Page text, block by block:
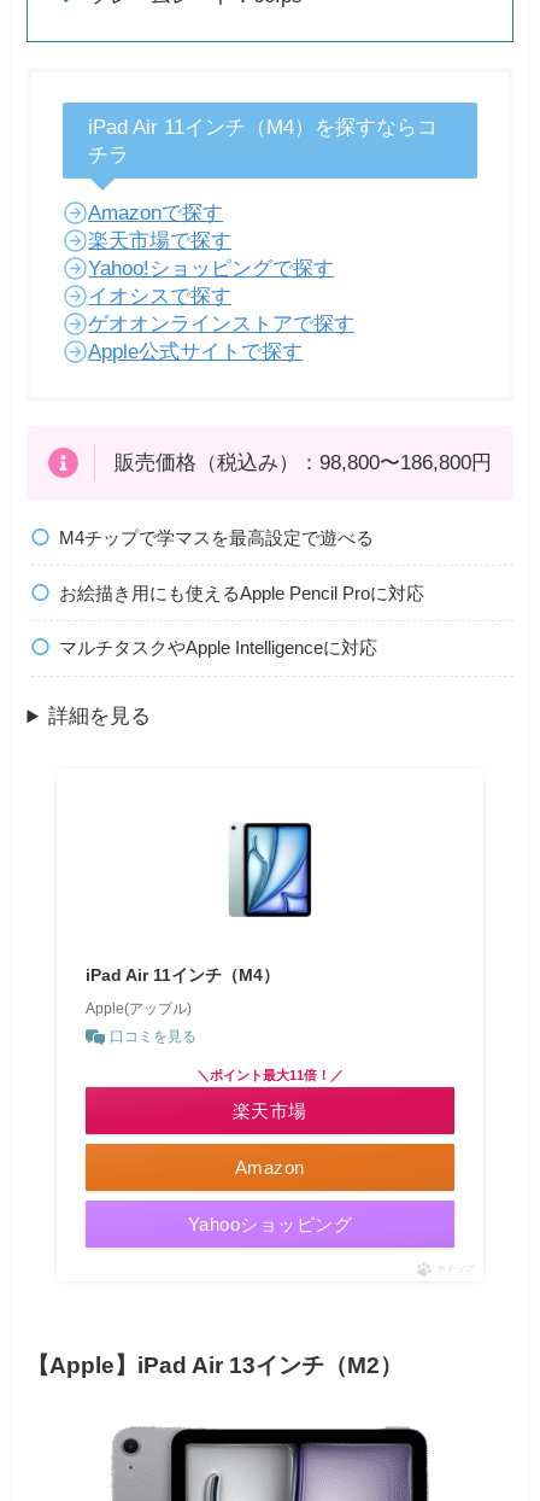
iPad Air 11インチ（M4）を探すならコ
チラ
Amazonで探す
楽天市場で探す
Yahoo!ショッピングで探す
イオシスで探す
ゲオオンラインストアで探す
Apple公式サイトで探す
販売価格（税込み）：98,800〜186,800円
M4チップで学マスを最高設定で遊べる
お絵描き用にも使えるApple Pencil Proに対応
マルチタスクやApple Intelligenceに対応
詳細を見る
iPad Air 11インチ（M4）
Apple(アップル)
口コミを見る
Amazon
＼ポイント最大11倍！／
楽天市場
Yahooショッピング
ポチップ
【Apple】iPad Air 13インチ（M2）